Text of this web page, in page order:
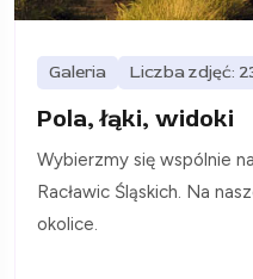
Galeria Liczba zdjęć:
Pola, łąki, widoki
Wybierzmy się wspólnie
Racławic Śląskich. Na
okolice.